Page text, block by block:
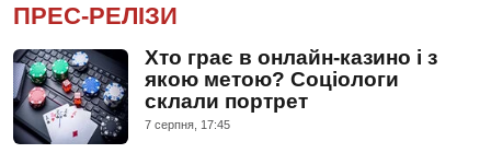
ПРЕС-РЕЛІЗИ
Хто грає в онлайн-казино і з
якою метою? Соціологи
склали портрет
7 серпня, 17:45